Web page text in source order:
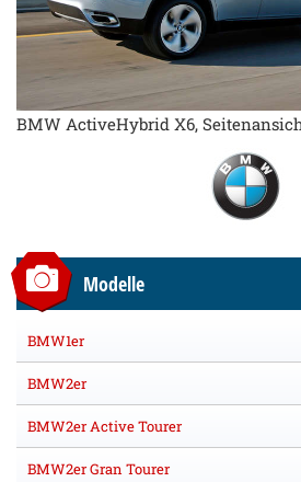
BMW ActiveHybrid X6,
Modelle
BMW1er
BMW2er
BMW2er Active Tourer
BMW2er Gran Tourer